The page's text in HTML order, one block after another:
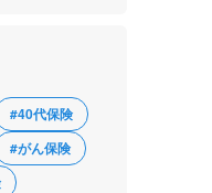
#40代保険
#がん保険